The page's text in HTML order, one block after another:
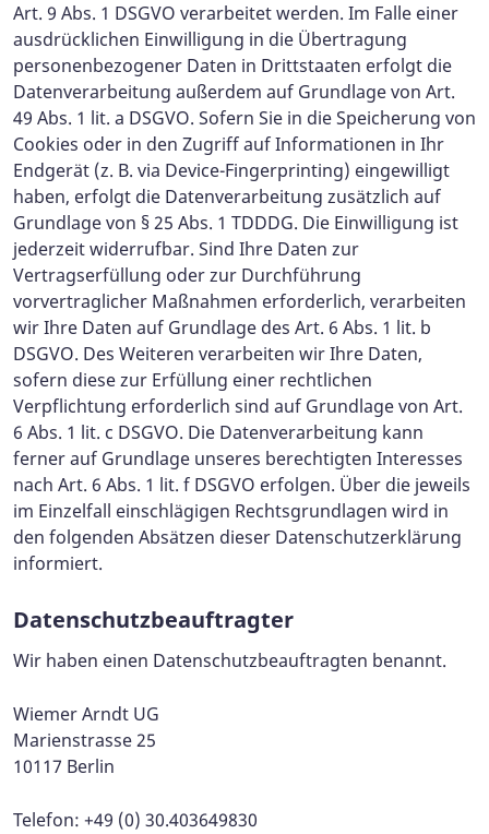
Art. 9 Abs. 1 DSGVO verarbeitet werden. Im Falle einer
ausdrücklichen Einwilligung in die Übertragung
personenbezogener Daten in Drittstaaten erfolgt die
Datenverarbeitung außerdem auf Grundlage von Art.
49 Abs. 1 lit. a DSGVO. Sofern Sie in die Speicherung von
Cookies oder in den Zugriff auf Informationen in Ihr
Endgerät (z. B. via Device-Fingerprinting) eingewilligt
haben, erfolgt die Datenverarbeitung zusätzlich auf
Grundlage von § 25 Abs. 1 TDDDG. Die Einwilligung ist
jederzeit widerrufbar. Sind Ihre Daten zur
Vertragserfüllung oder zur Durchführung
vorvertraglicher Maßnahmen erforderlich, verarbeiten
wir Ihre Daten auf Grundlage des Art. 6 Abs. 1 lit. b
DSGVO. Des Weiteren verarbeiten wir Ihre Daten,
sofern diese zur Erfüllung einer rechtlichen
Verpflichtung erforderlich sind auf Grundlage von Art.
6 Abs. 1 lit. c DSGVO. Die Datenverarbeitung kann
ferner auf Grundlage unseres berechtigten Interesses
nach Art. 6 Abs. 1 lit. f DSGVO erfolgen. Über die jeweils
im Einzelfall einschlägigen Rechtsgrundlagen wird in
den folgenden Absätzen dieser Datenschutzerklärung
informiert.
Datenschutz­beauftragter
Wir haben einen Datenschutzbeauftragten benannt.
Wiemer Arndt UG
Marienstrasse 25
10117 Berlin
Telefon: +49 (0) 30.403649830